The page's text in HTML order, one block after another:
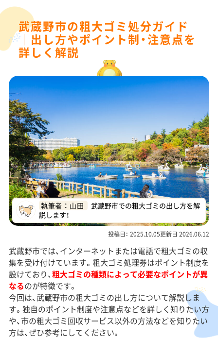
武蔵野市の粗大ゴミ処分ガイド
｜出し方やポイント制・注意点を
詳しく解説
執筆者 ： 山田
武蔵野市での粗大ゴミの出し方を解
説します！
投稿日： 2025.10.05更新日 2026.06.12
武蔵野市では、インターネットまたは電話で粗大ゴミの収
集を受け付けています。粗大ゴミ処理券はポイント制度を
設けており、粗大ゴミの種類によって必要なポイントが異
なるのが特徴です。
今回は、武蔵野市の粗大ゴミの出し方について解説しま
す。独自のポイント制度や注意点などを詳しく知りたい方
や、市の粗大ゴミ回収サービス以外の方法などを知りたい
方は、ぜひ参考にしてください。